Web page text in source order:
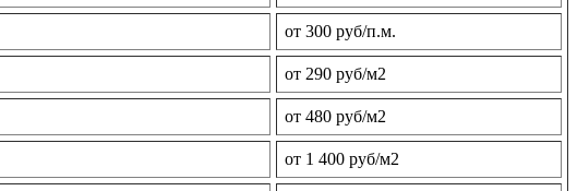
от 300 руб/п.м.
от 290 руб/м2
от 480 руб/м2
от 1 400 руб/м2